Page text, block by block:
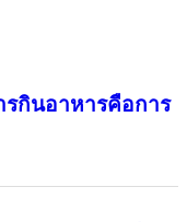
รกินอาหารคือการ